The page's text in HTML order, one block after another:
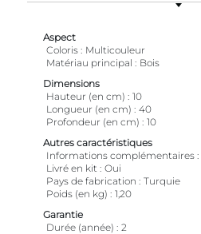
Aspect
Coloris
Multicouleur
Matériau principal
Bois
Dimensions
Hauteur (en cm)
10
Longueur (en cm)
40
Profondeur (en cm)
10
Autres caractéristiques
Informations complémentaires
Livré en kit Oui
Pays de fabrication
Turquie
Poids (en kg)
1,20
Garantie
Durée (année)
2